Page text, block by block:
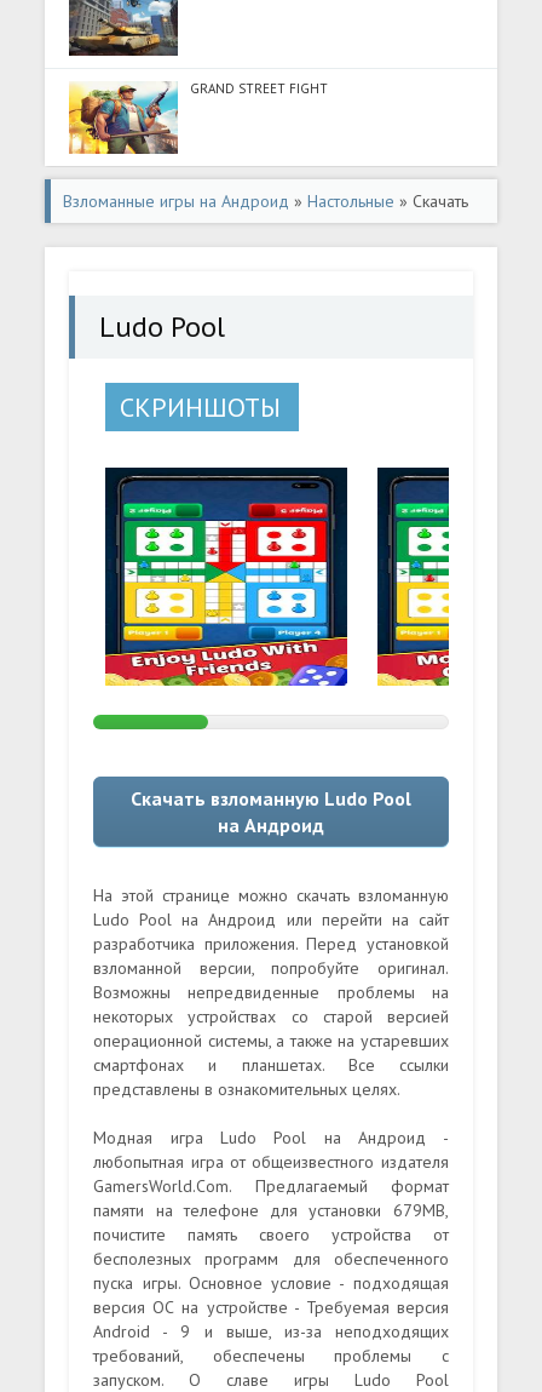
GRAND STREET FIGHT
Взломанные игры на Андроид »Настольные » Скачать
Ludo Pool (Много денег) на Андроид
Ludo Pool
СКРИНШОТЫ
Скачать взломанную Ludo Pool
на Андроид
На этой странице можно скачать взломанную
Ludo Pool на Андроид или перейти на сайт
разработчика приложения. Перед установкой
взломанной версии, попробуйте оригинал.
Возможны непредвиденные проблемы на
некоторых устройствах со старой версией
операционной системы, а также на устаревших
смартфонах и планшетах. Все ссылки
представлены в ознакомительных целях.
Модная игра Ludo Pool на Андроид -
любопытная игра от общеизвестного издателя
GamersWorld.Com. Предлагаемый формат
памяти на телефоне для установки 679MB,
почистите память своего устройства от
бесполезных программ для обеспеченного
пуска игры. Основное условие - подходящая
версия ОС на устройстве - Требуемая версия
Android - 9 и выше, из-за неподходящих
требований, обеспечены проблемы с
запуском. О славе игры Ludo Pool